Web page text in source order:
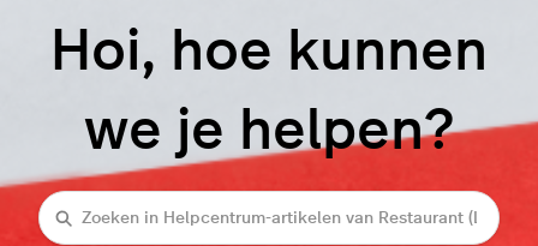
Hoi, hoe kunnen
we je helpen?
Zoeken